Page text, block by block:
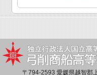
〒794-2593 愛媛県越智郡